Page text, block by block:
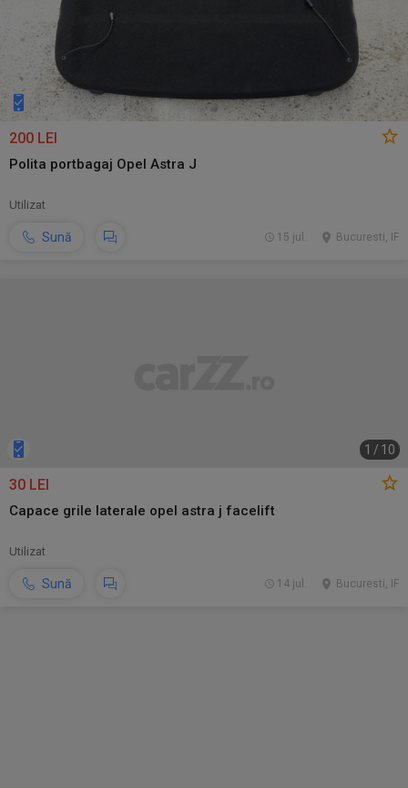
200 LEI
Polita portbagaj Opel Astra J
Utilizat
Sună Bucuresti, IF
15 jul.
1 / 10
30 LEI
Capace grile laterale opel astra j facelift
Utilizat
Sună Bucuresti, IF
14 jul.